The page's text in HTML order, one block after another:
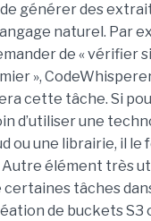
de générer des
naturel. Par
de « vérifier
»,
cette tâche. Si
d’utiliser une
ou une librairie, il le
élément très
certaines tâches
de buckets S3